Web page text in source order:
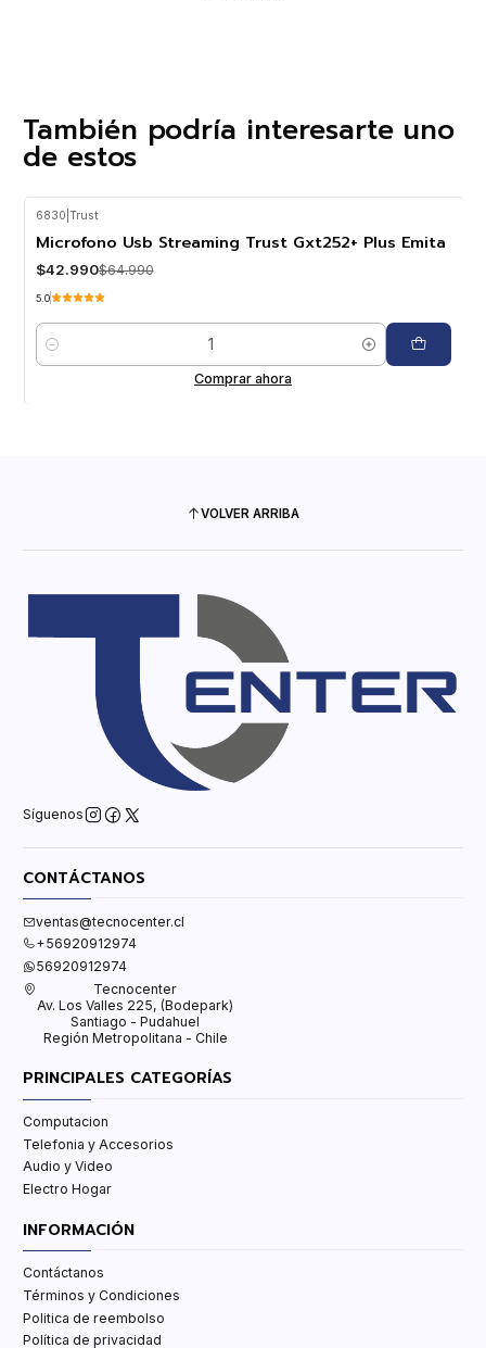
También podría interesarte uno
de estos
6830 Trust
Microfono Usb Streaming Trust Gxt252+ Plus Emita
$42.990$64.990
5.0
Cantidad
Comprar ahora
VOLVER ARRIBA
Síguenos
CONTÁCTANOS
ventas@tecnocenter.cl
+56920912974
56920912974
Tecnocenter
Av. Los Valles 225, (Bodepark)
Santiago - Pudahuel
Región Metropolitana - Chile
PRINCIPALES CATEGORÍAS
Computacion
Telefonia y Accesorios
Audio y Video
Electro Hogar
INFORMACIÓN
Contáctanos
Términos y Condiciones
Politica de reembolso
Política de privacidad